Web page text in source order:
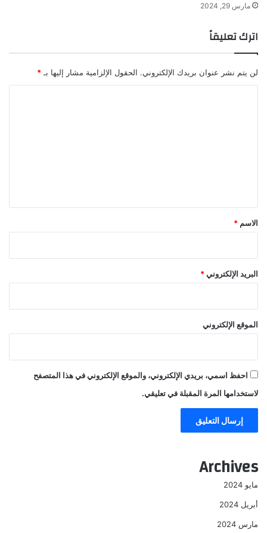
مارس 29, 2024
اترك تعليقاً
لن يتم نشر عنوان بريدك الإلكتروني. الحقول الإلزامية مشار إليها بـ *
*
الاسم *
البريد الإلكتروني *
الموقع الإلكتروني
احفظ اسمي، بريدي الإلكتروني، والموقع الإلكتروني في هذا المتصفح
لاستخدامها المرة المقبلة في تعليقي.
Archives
مايو 2024
أبريل 2024
مارس 2024